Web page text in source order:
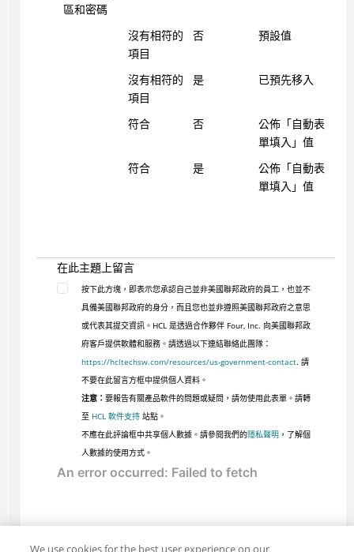
區和密碼
沒有相符的
項目
否 預設值
沒有相符的
項目
是 已預先移入
符合 否
公佈「自動表
單填入」值
符合
是
公佈「自動表
單填入」值
在此主題上留言
按下此方塊，即表示您承認自己並非美國聯邦政府的員工，也並不
具備美國聯邦政府的身分，而且您也並非遵照美國聯邦政府之意思
或代表其提交資訊。HCL 是透過合作夥伴 Four, Inc. 向美國聯邦政
府客戶提供軟體和服務。請透過以下連結聯絡此團隊：
https://hcltechsw.com/resources/us-government-contact. 請
不要在此留言方框中提供個人資料。
注意： 要報告有關產品軟件的問題或疑問，請勿使用此表單。請轉
至 HCL 軟件支持站點。
不應在此評論框中共享個人數據。請參閱我們的隱私聲明，了解個
人數據的使用方式。
We use cookies for the best user experience on our